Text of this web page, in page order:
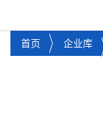
首页 企业库